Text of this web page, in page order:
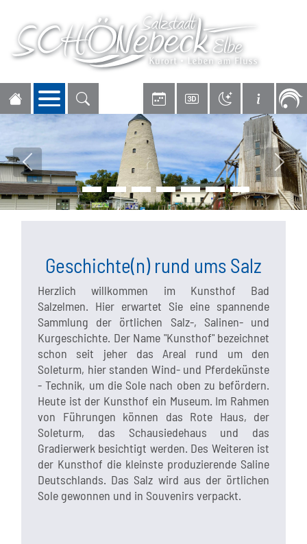
Navigation öffnen
Vorheriges Bild
Geschichte(n) rund ums Salz
Herzlich willkommen im Kunsthof Bad
Salzelmen. Hier erwartet Sie eine spannende
Sammlung der örtlichen Salz-, Salinen- und
Kurgeschichte. Der Name "Kunsthof" bezeichnet
schon seit jeher das Areal rund um den
Soleturm, hier standen Wind- und Pferdekünste
- Technik, um die Sole nach oben zu befördern.
Heute ist der Kunsthof ein Museum. Im Rahmen
von Führungen können das Rote Haus, der
Soleturm, das Schausiedehaus und das
Gradierwerk besichtigt werden. Des Weiteren ist
der Kunsthof die kleinste produzierende Saline
Deutschlands. Das Salz wird aus der örtlichen
Sole gewonnen und in Souvenirs verpackt.